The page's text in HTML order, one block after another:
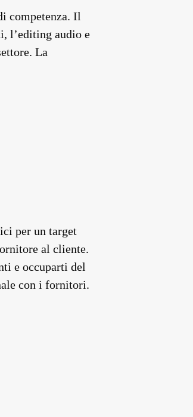
competenza. Il
l’editing audio e
La
per un target
al cliente.
e occuparti del
con i fornitori.